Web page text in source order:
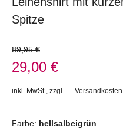
Spitze
89,95 €
29,00 €
inkl. MwSt. zzgl. Versandkosten
Farbe: hellsalbeigrün